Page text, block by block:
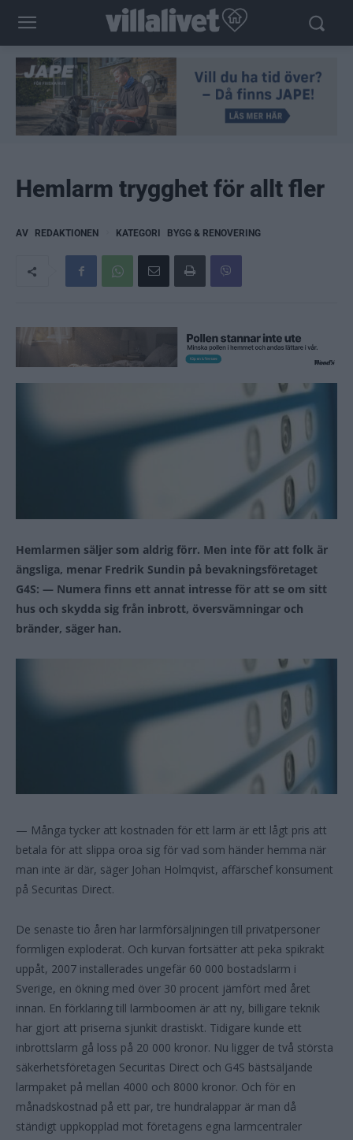
Hemlarm trygghet för allt fler
AV REDAKTIONEN KATEGORI BYGG & RENOVERING
Hemlarmen säljer som aldrig förr. Men inte för att folk är
ängsliga, menar Fredrik Sundin på bevakningsföretaget
G4S: — Numera finns ett annat intresse för att se om sitt
hus och skydda sig från inbrott, översvämningar och
bränder, säger han.
— Många tycker att kostnaden för ett larm är ett lågt pris att
betala för att slippa oroa sig för vad som händer hemma när
man inte är där, säger Johan Holmqvist, affärschef konsument
på Securitas Direct.
De senaste tio åren har larmförsäljningen till privatpersoner
formligen exploderat. Och kurvan fortsätter att peka spikrakt
uppåt, 2007 installerades ungefär 60 000 bostadslarm i
Sverige, en ökning med över 30 procent jämfört med året
innan. En förklaring till larmboomen är att ny, billigare teknik
har gjort att priserna sjunkit drastiskt. Tidigare kunde ett
inbrottslarm gå loss på 20 000 kronor. Nu ligger de två största
säkerhetsföretagen Securitas Direct och G4S bästsäljande
larmpaket på mellan 4000 och 8000 kronor. Och för en
månadskostnad på ett par, tre hundralappar är man då
ständigt uppkopplad mot företagens egna larmcentraler